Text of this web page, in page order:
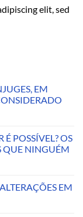
elit, sed
EM
POSSÍVEL? OS
QUE NINGUÉM
EM